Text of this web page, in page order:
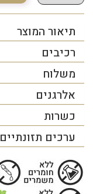
תיאור המוצר
רכיבים
משלוח
אלרגנים
כשרות
ערכים תזונתיים